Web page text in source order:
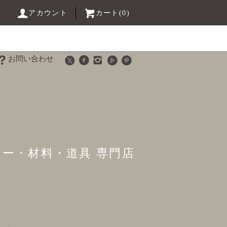
アカウント カート(0)
お問い合わせ
・材料・道具 専門店